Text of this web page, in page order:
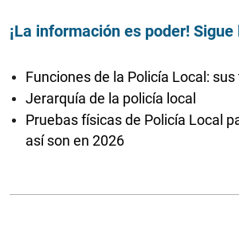
¡La información es poder!
Funciones de la Policía Local:
Jerarquía de la policía local
Pruebas físicas de Policía Local
así son en 2026